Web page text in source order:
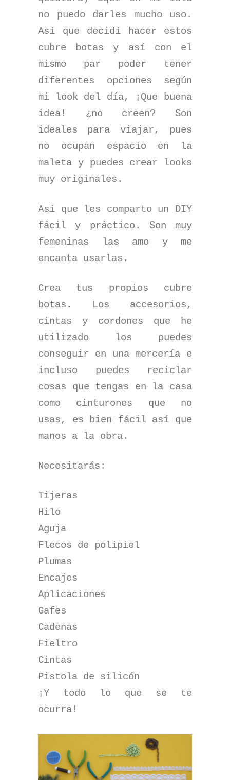
no puedo darles mucho uso.
Así que decidí hacer estos
cubre botas y así con el
mismo par poder tener
diferentes opciones según
mi look del día, ¡Que buena
idea! ¿no creen? Son
ideales para viajar, pues
no ocupan espacio en la
maleta y puedes crear looks
muy originales.
Así que les comparto un DIY
fácil y práctico. Son muy
femeninas las amo y me
encanta usarlas.
Crea tus propios cubre
botas. Los accesorios,
cintas y cordones que he
utilizado los puedes
conseguir en una mercería e
incluso puedes reciclar
cosas que tengas en la casa
como cinturones que no
usas, es bien fácil así que
manos a la obra.
Necesitarás:
Tijeras
Hilo
Aguja
Flecos de polipiel
Plumas
Encajes
Aplicaciones
Gafes
Cadenas
Fieltro
Cintas
Pistola de silicón
¡Y todo lo que se te
ocurra!